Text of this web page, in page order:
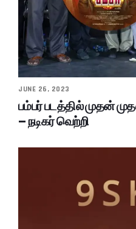
JUNE 26, 2023
பம்பர் படத்தில் முதன்
– நடிகர் வெற்றி